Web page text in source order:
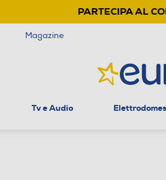
PARTECIPA AL
Magazine
Tv e Audio